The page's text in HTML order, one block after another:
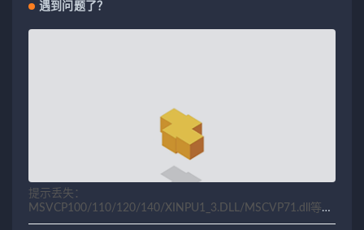
遇到问题了？
提示丢失：
MSVCP100/110/120/140/XINPU1_3.DLL/MSCVP71.dll等相
关问题解决方法